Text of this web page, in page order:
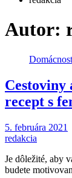
Autor:
Cestoviny
recept s
5. februára 2021
redakcia
Je dôležité, aby
budete